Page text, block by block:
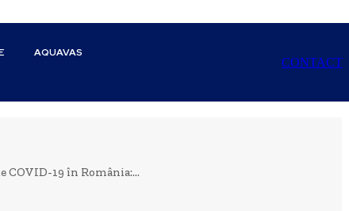
AQUAVAS
CONTACT
19 în România:...